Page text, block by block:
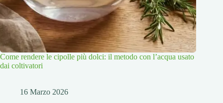
Come rendere le cipolle più dolci: il metodo con l’acqua usato
dai coltivatori
16 Marzo 2026